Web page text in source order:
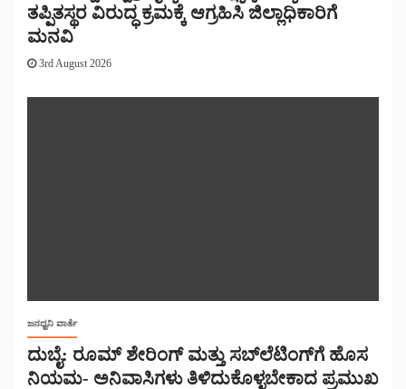
ತಪ್ಪಿತಸ್ಥರ ವಿರುದ್ಧ ಕ್ರಮಕ್ಕೆ ಆಗ್ರಹಿಸಿ ಜಿಲ್ಲಾಧಿಕಾರಿಗೆ
ಮನವಿ
3rd August 2026
ಜನಧ್ವನಿ ವಾರ್ತೆ
ದುಬೈ: ರೂಮ್ ಶೇರಿಂಗ್ ಮತ್ತು ಸಬ್‌ಲೆಟಿಂಗ್‌ಗೆ ಹೊಸ
ನಿಯಮ- ಅನಿವಾಸಿಗಳು ತಿಳಿದುಕೊಳ್ಳಬೇಕಾದ ಪ್ರಮುಖ